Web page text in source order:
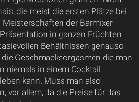
die meist die ersten Plätze bei
der Barmixer
in ganzen Früchten
Behältnissen genauso
Geschmacksorgasmen die man
niemals in einem Cocktail
kann. Muss man also
vor allem, da die Preise für das